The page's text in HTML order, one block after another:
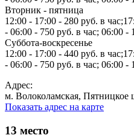
Вторник - пятница
12:00 - 17:00 - 280 руб. в
- 06:00 - 750 руб. в час; 06:00 -
Суббота-воскресенье
12:00 - 17:00 - 440 руб. в
- 06:00 - 750 руб. в час; 06:00 -
Адрес:
м. Волоколамская, Пятницкое
Показать адрес на карте
13 место